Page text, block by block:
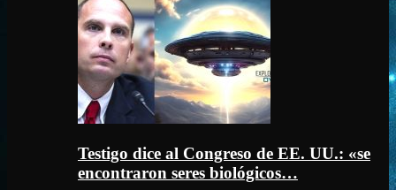
Testigo dice al Congreso de EE. UU.: «se
encontraron seres biológicos…